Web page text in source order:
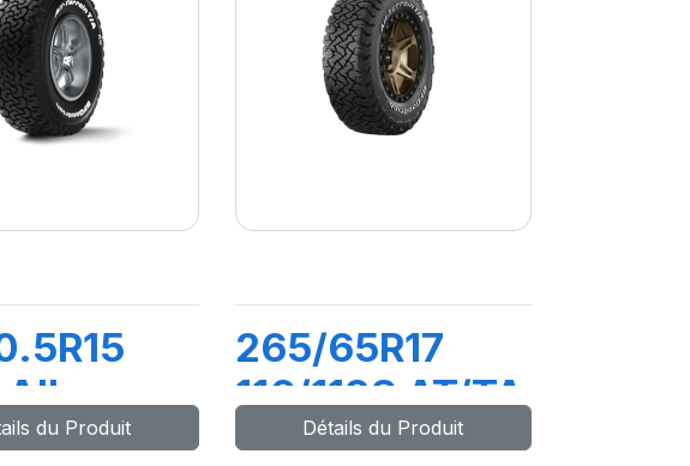
All
T/A
du Produit
265/65R17
116/113S AT/TA
KO3 LRD -
Détails du Produit